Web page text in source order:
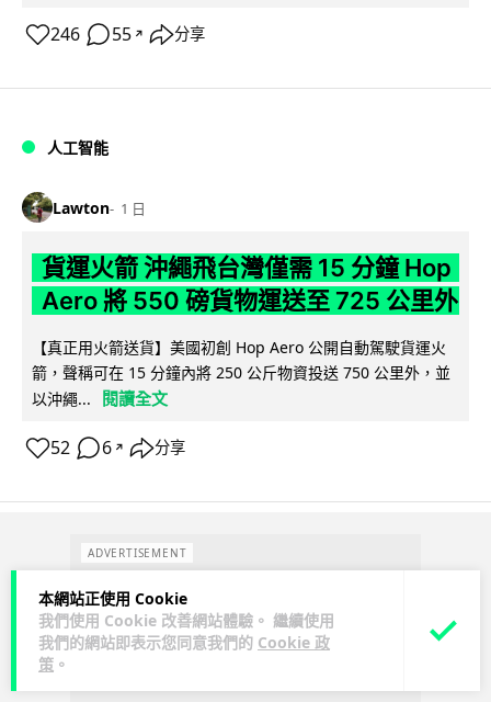
本網站正使用 Cookie
我們使用 Cookie 改善網站體驗。 繼續使用
我們的網站即表示您同意我們的 Cookie 政
策 。
246 55 ↗ 分享
人工智能
Lawton 1 日
貨運火箭 沖繩飛台灣僅需 15 分鐘 Hop
Aero 將 550 磅貨物運送至 725 公里外
【真正用火箭送貨】美國初創 Hop Aero 公開自動駕駛貨運火
箭，聲稱可在 15 分鐘內將 250 公斤物資投送 750 公里外，並
以沖繩...
閱讀全文
52 6 ↗ 分享
ADVERTISEMENT